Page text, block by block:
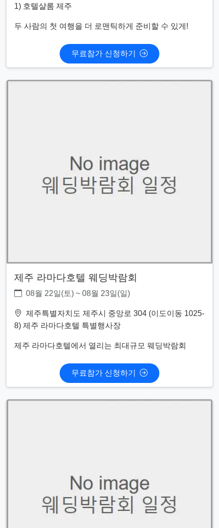
1) 호텔샬롬 제주
두 사람의 첫 여행을 더 로맨틱하게 준비할 수 있게!
무료참가 신청하기
제주 라마다호텔 웨딩박람회
08월 22일(토) ~ 08월 23일(일)
제주특별자치도 제주시 중앙로 304 (이도이동 1025-
8) 제주 라마다호텔 특별행사장
제주 라마다호텔에서 열리는 최대규모 웨딩박람회
무료참가 신청하기